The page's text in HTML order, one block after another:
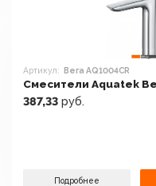
Артикул: Вега AQ1004CR
Смесители Aquatek
387,33 руб.
Подробнее